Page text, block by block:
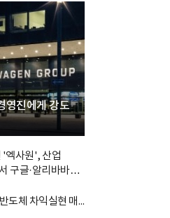
영진에게 강도
'엑사원', 산업
구글·알리바바
닛케이지수, 소폭 하락 마감… 반도체 차익실현 매물 속 TOPIX 선...